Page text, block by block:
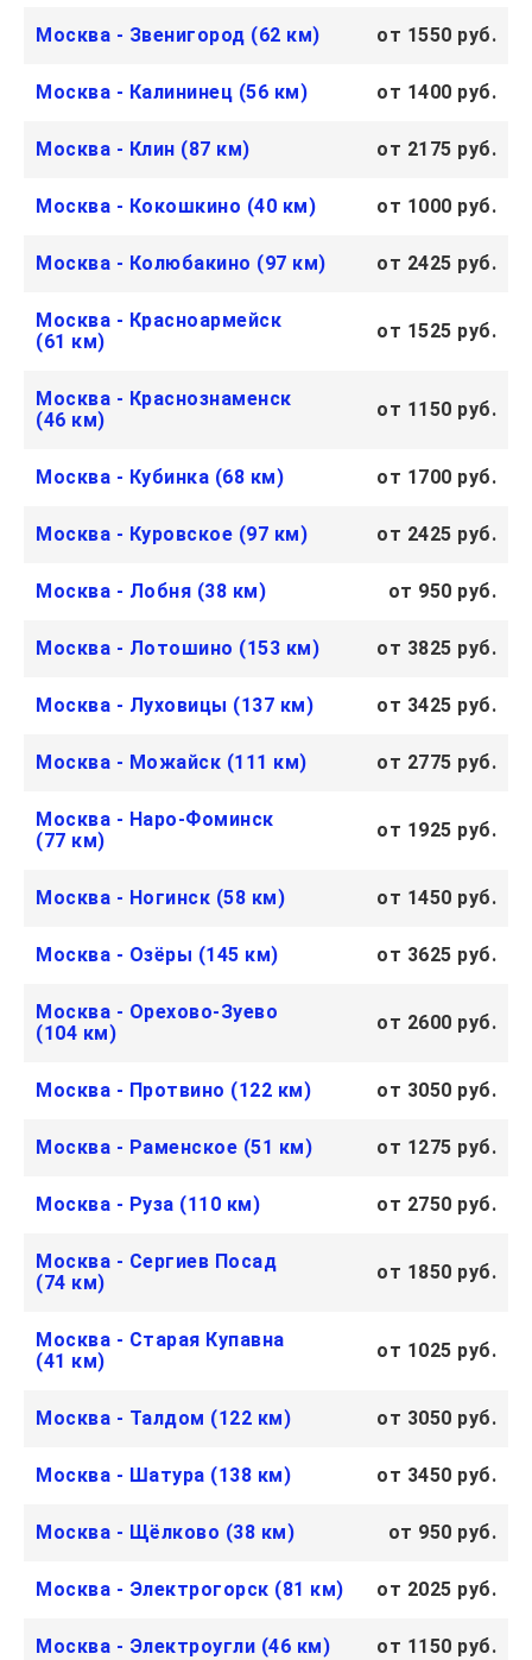
Москва - Звенигород (62 км) от 1550 руб.
Москва - Калининец (56 км) от 1400 руб.
Москва - Клин (87 км) от 2175 руб.
Москва - Кокошкино (40 км) от 1000 руб.
Москва - Колюбакино (97 км) от 2425 руб.
Москва - Красноармейск
(61 км)
от 1525 руб.
Москва - Краснознаменск
(46 км)
от 1150 руб.
Москва - Кубинка (68 км) от 1700 руб.
Москва - Куровское (97 км) от 2425 руб.
Москва - Лобня (38 км) от 950 руб.
Москва - Лотошино (153 км) от 3825 руб.
Москва - Луховицы (137 км) от 3425 руб.
Москва - Можайск (111 км) от 2775 руб.
Москва - Наро-Фоминск
(77 км)
от 1925 руб.
Москва - Ногинск (58 км) от 1450 руб.
Москва - Озёры (145 км) от 3625 руб.
Москва - Орехово-Зуево
(104 км)
от 2600 руб.
Москва - Протвино (122 км) от 3050 руб.
Москва - Раменское (51 км) от 1275 руб.
Москва - Руза (110 км) от 2750 руб.
Москва - Сергиев Посад
(74 км)
от 1850 руб.
Москва - Старая Купавна
(41 км)
от 1025 руб.
Москва - Талдом (122 км) от 3050 руб.
Москва - Шатура (138 км) от 3450 руб.
Москва - Щёлково (38 км) от 950 руб.
Москва - Электрогорск (81 км) от 2025 руб.
Москва - Электроугли (46 км) от 1150 руб.